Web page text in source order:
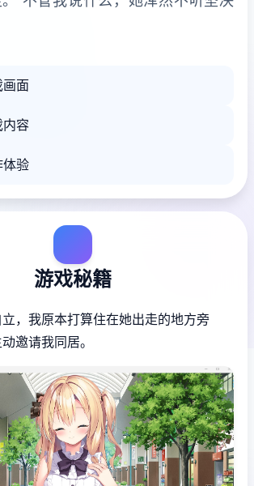
画面
内容
体验
游戏秘籍
，我原本打算住在她出走的地方旁
邀请我同居。